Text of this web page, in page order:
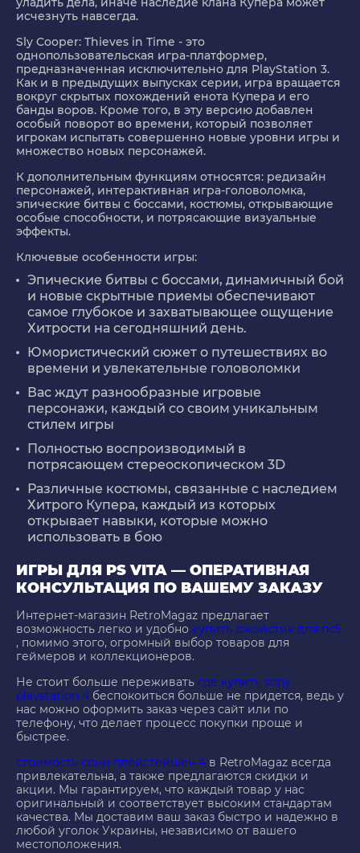
исчезнуть навсегда.
Sly Cooper: Thieves in Time - это
однопользовательская игра-платформер,
предназначенная исключительно для PlayStation 3.
Как и в предыдущих выпусках серии, игра вращается
вокруг скрытых похождений енота Купера и его
банды воров. Кроме того, в эту версию добавлен
особый поворот во времени, который позволяет
игрокам испытать совершенно новые уровни игры и
множество новых персонажей.
К дополнительным функциям относятся: редизайн
персонажей, интерактивная игра-головоломка,
эпические битвы с боссами, костюмы, открывающие
особые способности, и потрясающие визуальные
эффекты.
Ключевые особенности игры:
Эпические битвы с боссами, динамичный бой
и новые скрытные приемы обеспечивают
самое глубокое и захватывающее ощущение
Хитрости на сегодняшний день.
Юмористический сюжет о путешествиях во
времени и увлекательные головоломки
Вас ждут разнообразные игровые
персонажи, каждый со своим уникальным
стилем игры
Полностью воспроизводимый в
потрясающем стереоскопическом 3D
Различные костюмы, связанные с наследием
Хитрого Купера, каждый из которых
открывает навыки, которые можно
использовать в бою
ИГРЫ ДЛЯ PS VITA — ОПЕРАТИВНАЯ
КОНСУЛЬТАЦИЯ ПО ВАШЕМУ ЗАКАЗУ
Интернет-магазин RetroMagaz предлагает
возможность легко и удобно купить джойстик для пс5
, помимо этого, огромный выбор товаров для
геймеров и коллекционеров.
Не стоит больше переживать где купить sony
playstation 4 беспокоиться больше не придется, ведь у
нас можно оформить заказ через сайт или по
телефону, что делает процесс покупки проще и
быстрее.
стоимость сони плейстейшен 4 в RetroMagaz всегда
привлекательна, а также предлагаются скидки и
акции. Мы гарантируем, что каждый товар у нас
оригинальный и соответствует высоким стандартам
качества. Мы доставим ваш заказ быстро и надежно в
любой уголок Украины, независимо от вашего
местоположения.